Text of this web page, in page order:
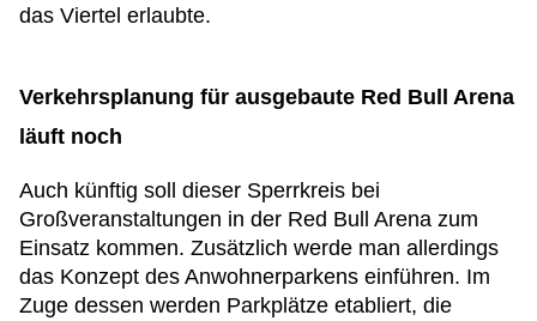
das Viertel erlaubte.
Verkehrsplanung für ausgebaute Red Bull Arena
läuft noch
Auch künftig soll dieser Sperrkreis bei
Großveranstaltungen in der Red Bull Arena zum
Einsatz kommen. Zusätzlich werde man allerdings
das Konzept des Anwohnerparkens einführen. Im
Zuge dessen werden Parkplätze etabliert, die